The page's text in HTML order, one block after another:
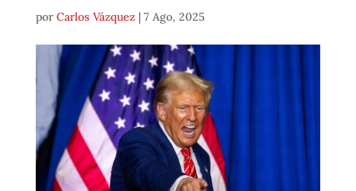
por Carlos Vázquez| 7 Ago, 2025